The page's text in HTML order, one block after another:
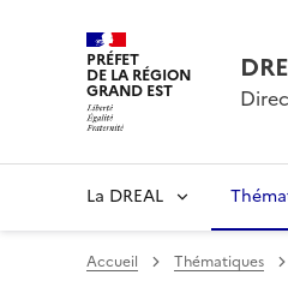
PRÉFET
DE LA RÉGION
GRAND EST
La DREAL
Accueil Thématiques